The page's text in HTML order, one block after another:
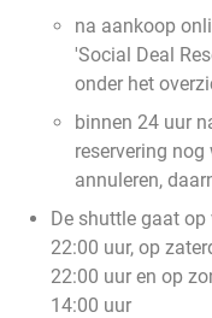
na aankoop
'Social Deal
onder het
binnen 24 uur
reservering
annuleren,
De shuttle gaat
22:00 uur, op
22:00 uur en op
14:00 uur